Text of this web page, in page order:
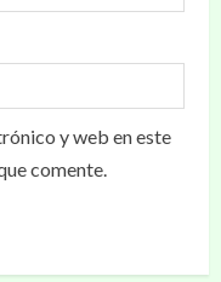
y web en este
comente.